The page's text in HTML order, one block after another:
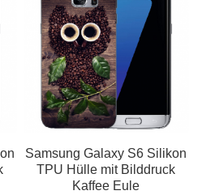
Samsung Galaxy S6 Silikon
TPU Hülle mit Bilddruck
Kaffee Eule